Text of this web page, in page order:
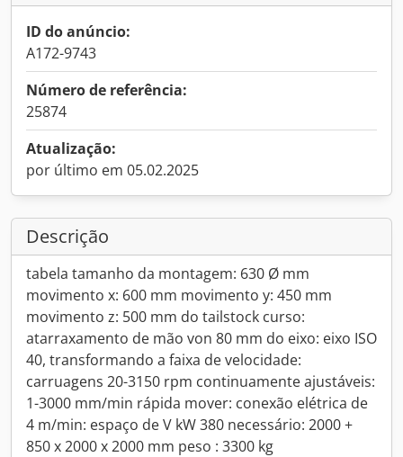
ID do anúncio:
A172-9743
Número de referência:
25874
Atualização:
por último em 05.02.2025
Descrição
tabela tamanho da montagem: 630 Ø mm
movimento x: 600 mm movimento y: 450 mm
movimento z: 500 mm do tailstock curso:
atarraxamento de mão von 80 mm do eixo: eixo ISO
40, transformando a faixa de velocidade:
carruagens 20-3150 rpm continuamente ajustáveis:
1-3000 mm/min rápida mover: conexão elétrica de
4 m/min: espaço de V kW 380 necessário: 2000 +
850 x 2000 x 2000 mm peso : 3300 kg